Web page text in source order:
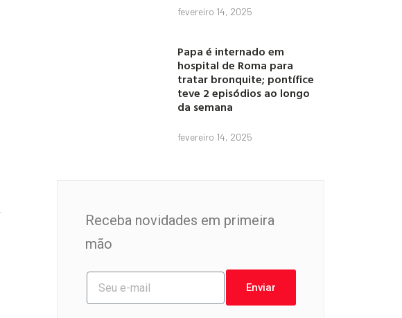
fevereiro 14, 2025
Papa é internado em
hospital de Roma para
tratar bronquite; pontífice
teve 2 episódios ao longo
da semana
fevereiro 14, 2025
Receba novidades em primeira
mão
Enviar